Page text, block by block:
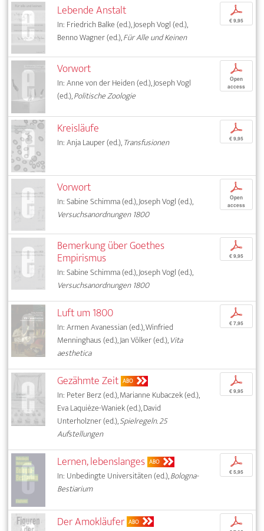
Lebende Anstalt
In: Friedrich Balke (ed.), Joseph Vogl (ed.),
Benno Wagner (ed.),Für Alle und Keinen
p
€ 9,95
Vorwort
In: Anne von der Heiden (ed.), Joseph Vogl
(ed.),Politische Zoologie
p
Open
access
Kreisläufe
In: Anja Lauper (ed.),Transfusionen
p
€ 9,95
Vorwort
In: Sabine Schimma (ed.), Joseph Vogl (ed.),
Versuchsanordnungen 1800
p
Open
access
Bemerkung über Goethes
Empirismus
In: Sabine Schimma (ed.), Joseph Vogl (ed.),
Versuchsanordnungen 1800
p
€ 9,95
Luft um 1800
In: Armen Avanessian (ed.), Winfried
Menninghaus (ed.), Jan Völker (ed.),Vita
aesthetica
p
€ 7,95
Gezähmte Zeit ABO
In: Peter Berz (ed.), Marianne Kubaczek (ed.),
Eva Laquièze-Waniek (ed.), David
Unterholzner (ed.),Spielregeln. 25
Aufstellungen
p
€ 9,95
Lernen, lebenslanges ABO
In: Unbedingte Universitäten (ed.),Bologna-
Bestiarium
p
€ 5,95
Der Amokläufer ABO p